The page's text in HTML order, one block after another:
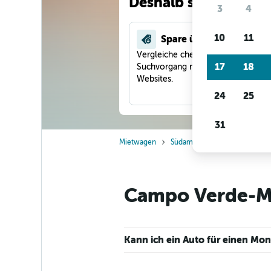
Spare über 40 %
Vergleiche checkfelix in einem
Suchvorgang mit anderen Reise-
Websites.
Mietwagen Südamerika
Campo Verde-
Kann ich ein Auto für einen
3 4
10 11
17 18
24 25
31